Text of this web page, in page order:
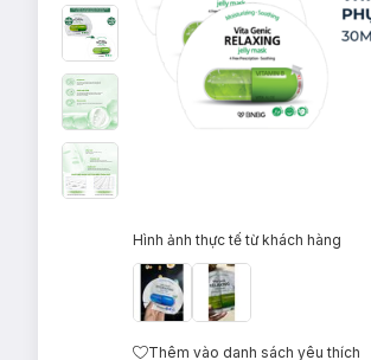
Hình ảnh thực tế từ khách hàng
Thêm vào danh sách yêu thích